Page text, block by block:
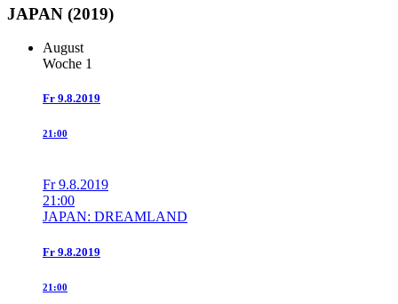
JAPAN (2019)
August
Woche 1
Fr 9.8.2019
21:00
Fr 9.8.2019
21:00
JAPAN: DREAMLAND
Fr 9.8.2019
21:00